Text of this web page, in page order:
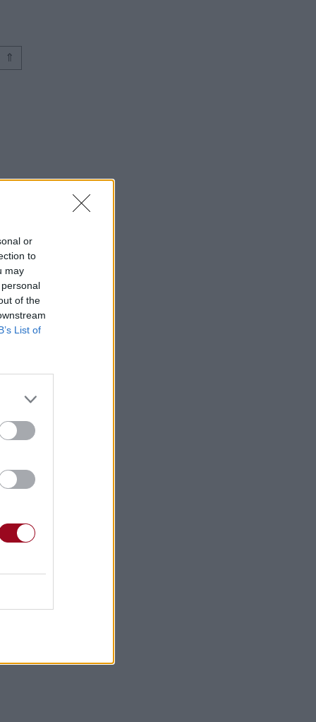
or
to
may
of the
List of
⇑
⇑